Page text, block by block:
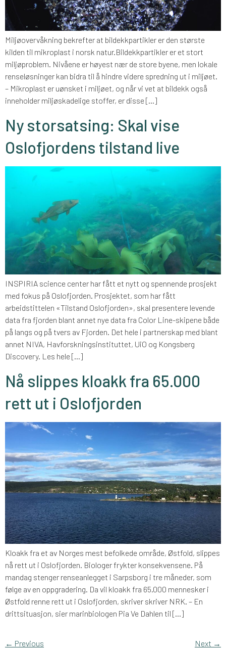
Miljøovervåkning bekrefter at bildekkpartikler er den største
kilden til mikroplast i norsk natur.Bildekkpartikler er et stort
miljøproblem. Nivåene er høyest nær de store byene, men lokale
renseløsninger kan bidra til å hindre videre spredning ut i miljøet.
– Mikroplast er uønsket i miljøet, og når vi vet at bildekk også
inneholder miljøskadelige stoffer, er disse […]
Ny storsatsing: Skal vise
Oslofjordens tilstand live
INSPIRIA science center har fått et nytt og spennende prosjekt
med fokus på Oslofjorden. Prosjektet, som har fått
arbeidstittelen «Tilstand Oslofjorden», skal presentere levende
data fra fjorden blant annet nye data fra Color Line-skipene både
på langs og på tvers av Fjorden. Det hele i partnerskap med blant
annet NIVA, Havforskningsinstituttet, UiO og Kongsberg
Discovery. Les hele […]
Nå slippes kloakk fra 65.000
rett ut i Oslofjorden
Kloakk fra et av Norges mest befolkede område, Østfold, slippes
nå rett ut i Oslofjorden. Biologer frykter konsekvensene. På
mandag stenger renseanlegget i Sarpsborg i tre måneder, som
følge av en oppgradering. Da vil kloakk fra 65.000 mennesker i
Østfold renne rett ut i Oslofjorden, skriver skriver NRK. – En
drittsituasjon, sier marinbiologen Pia Ve Dahlen til […]
← Previous Next →